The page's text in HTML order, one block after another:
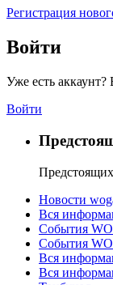
Регистрация
Войти
Уже есть аккаунт?
Войти
Новости
Вся
События
События
Вся
Вся